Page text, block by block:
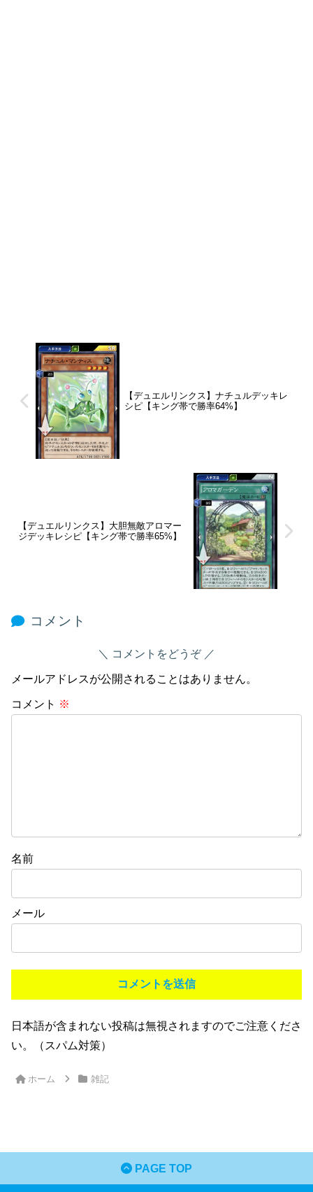
【デュエルリンクス】ナチュルデッキレ
シピ【キング帯で勝率64%】
【デュエルリンクス】大胆無敵アロマー
ジデッキレシピ【キング帯で勝率65%】
コメント
コメントをどうぞ
メールアドレスが公開されることはありません。
コメント ※
名前
メール
日本語が含まれない投稿は無視されますのでご注意くださ
い。（スパム対策）
ホーム 雑記
PAGE TOP